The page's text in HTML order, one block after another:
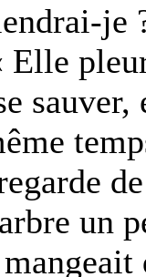
je
Elle
un